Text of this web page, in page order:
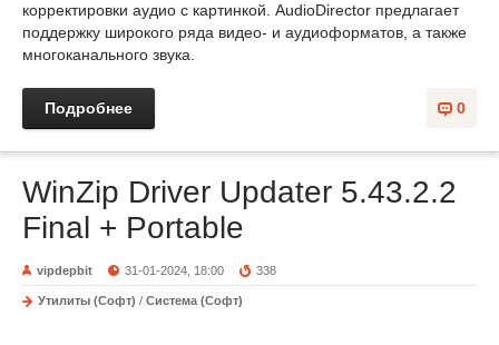
корректировки аудио с картинкой. AudioDirector предлагает
поддержку широкого ряда видео- и аудиоформатов, а также
многоканального звука.
0
Подробнее
WinZip Driver Updater 5.43.2.2
Final + Portable
vipdepbit 31-01-2024, 18:00 338
Утилиты (Софт) / Система (Софт)